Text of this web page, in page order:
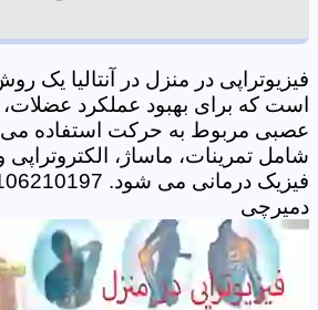
فیزیوتراپی در منزل در آنتالیا یک
است که برای بهبود عملکرد
عصبی مربوط به حرکت استفاده می
شامل تمرینات، ماساژ، الکتروتراپی
دمیرچی